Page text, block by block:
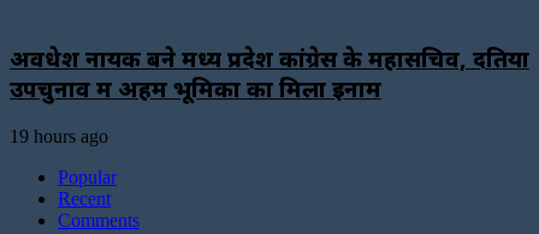
अवधेश नायक बने मध्य प्रदेश कांग्रेस के महासचिव, दतिया
उपचुनाव में अहम भूमिका का मिला इनाम
19 hours ago
Popular
Recent
Comments